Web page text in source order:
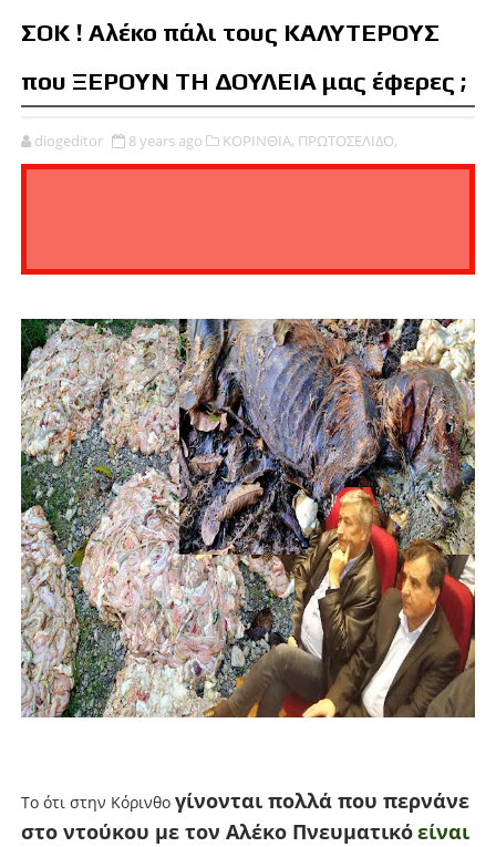
ΣΟΚ ! Αλέκο πάλι τους ΚΑΛΥΤΕΡΟΥΣ
που ΞΕΡΟΥΝ ΤΗ ΔΟΥΛΕΙΑ μας έφερες ;
diogeditor 8 years ago ΚΟΡΙΝΘΙΑ, ΠΡΩΤΟΣΕΛΙΔΟ,
Το ότι στην Κόρινθο γίνονται πολλά που περνάνε
στο ντούκου με τον Αλέκο Πνευματικόείναι